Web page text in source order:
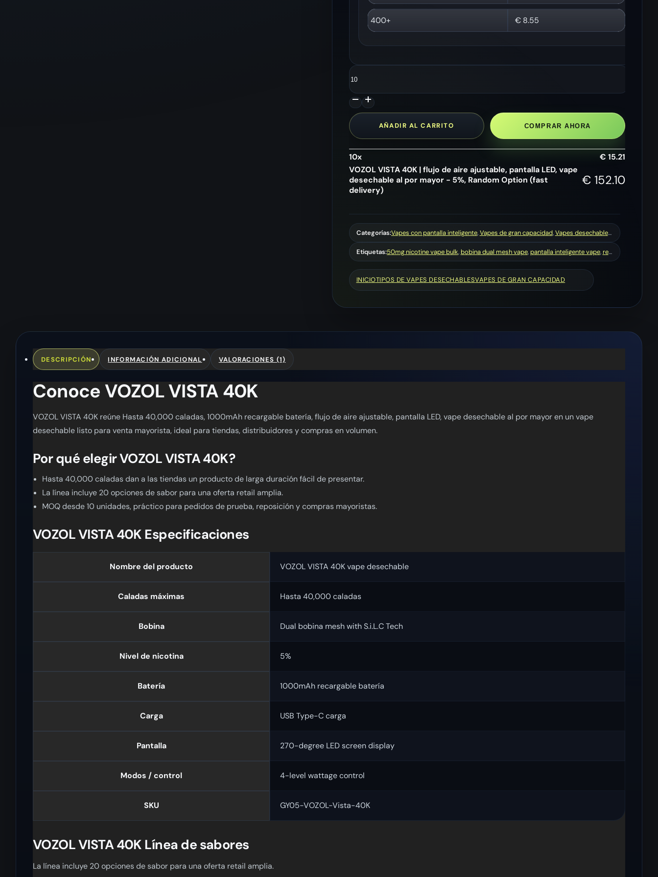
400+ €8.55
VOZOL
VISTA
40K
|
flujo
de
aire
ajustable,
pantalla
LED,
vape
desechable
al
mayor
cantidad
AÑADIR AL CARRITO COMPRAR AHORA
10x € 15.21
VOZOL VISTA 40K | flujo de aire ajustable, pantalla LED, vape
desechable al por mayor - 5%, Random Option (fast
delivery)
€ 152.10
Categorías:Vapes con pantalla inteligente,Vapes de gran capacidad,Vapes desechables de 40000 caladas
Etiquetas:50mg nicotine vape bulk, bobina dual mesh vape, pantalla inteligente vape, recargable vape desechable
INICIOTIPOS DE VAPES DESECHABLESVAPES DE GRAN CAPACIDAD
DESCRIPCIÓN INFORMACIÓN ADICIONAL VALORACIONES (1)
Conoce VOZOL VISTA 40K
VOZOL VISTA 40K reúne Hasta 40,000 caladas, 1000mAh recargable batería, flujo de aire ajustable, pantalla LED, vape desechable al por mayor en un vape
desechable listo para venta mayorista, ideal para tiendas, distribuidores y compras en volumen.
Por qué elegir VOZOL VISTA 40K?
Hasta 40,000 caladas dan a las tiendas un producto de larga duración fácil de presentar.
La línea incluye 20 opciones de sabor para una oferta retail amplia.
MOQ desde 10 unidades, práctico para pedidos de prueba, reposición y compras mayoristas.
VOZOL VISTA 40K Especificaciones
Nombre del producto VOZOL VISTA 40K vape desechable
Caladas máximas Hasta 40,000 caladas
Bobina Dual bobina mesh with S.i.L.C Tech
Nivel de nicotina 5%
Batería 1000mAh recargable batería
Carga USB Type-C carga
Pantalla 270-degree LED screen display
Modos / control 4-level wattage control
SKU GY05-VOZOL-Vista-40K
VOZOL VISTA 40K Línea de sabores
La línea incluye 20 opciones de sabor para una oferta retail amplia.